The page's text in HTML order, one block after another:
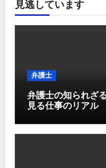
見逃しています
弁護士
弁護士の知られざ
見る仕事のリアル